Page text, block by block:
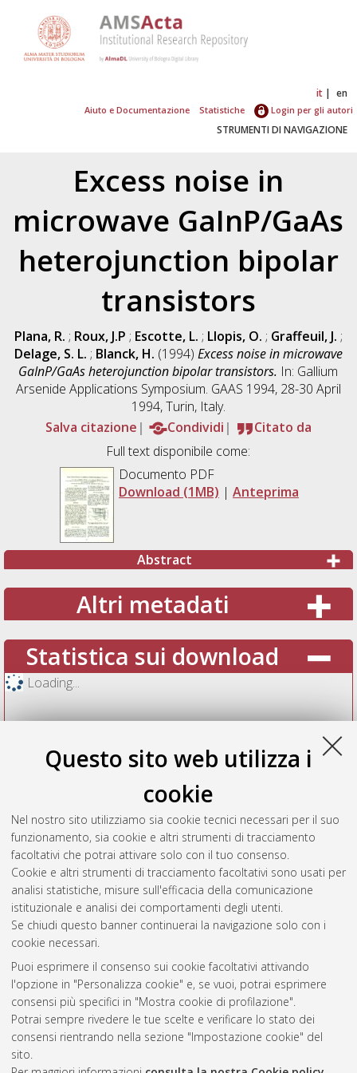
Questo sito web utilizza i
cookie
Nel nostro sito utilizziamo sia cookie tecnici necessari per il suo
funzionamento, sia cookie e altri strumenti di tracciamento
facoltativi che potrai attivare solo con il tuo consenso.
Cookie e altri strumenti di tracciamento facoltativi sono usati per
analisi statistiche, misure sull'efficacia della comunicazione
istituzionale e analisi dei comportamenti degli utenti.
Se chiudi questo banner continuerai la navigazione solo con i
cookie necessari.
Puoi esprimere il consenso sui cookie facoltativi attivando
l'opzione in "Personalizza cookie" e, se vuoi, potrai esprimere
consensi più specifici in "Mostra cookie di profilazione".
Potrai sempre rivedere le tue scelte e verificare lo stato dei
consensi rientrando nella sezione "Impostazione cookie" del
sito.
it en
Aiuto e Documentazione Statistiche Login per gli autori
STRUMENTI DI NAVIGAZIONE
Excess noise in
microwave GaInP/GaAs
heterojunction bipolar
transistors
Plana, R. ; Roux, J.P ; Escotte, L. ; Llopis, O. ; Graffeuil, J. ;
Delage, S. L. ; Blanck, H. (1994) Excess noise in microwave
GaInP/GaAs heterojunction bipolar transistors. In: Gallium
Arsenide Applications Symposium. GAAS 1994, 28-30 April
1994, Turin, Italy.
Salva citazione
Condividi
Citato da
Full text disponibile come:
Documento PDF
Download (1MB) | Anteprima
Abstract
Altri metadati
Statistica sui download
Loading...
Vedi altre statistiche
Gestione del documento:
Atom
Rss
AMS Acta
ISSN: 2038-7954
re3data.org -
doi.org/10.17616/R3P19R
Servizio implementato e